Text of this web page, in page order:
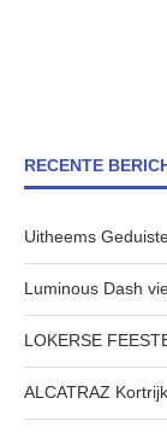
RECENTE
Uitheems
Luminous Dash
LOKERSE
ALCATRAZ